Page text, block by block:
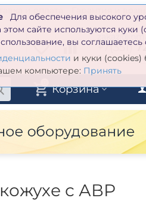
Для обеспечения высокого
сайте используются куки
вы соглашаетесь
и куки (cookies)
компьютере: Принять
+7(351)
Заказать
Корзина
с АВР